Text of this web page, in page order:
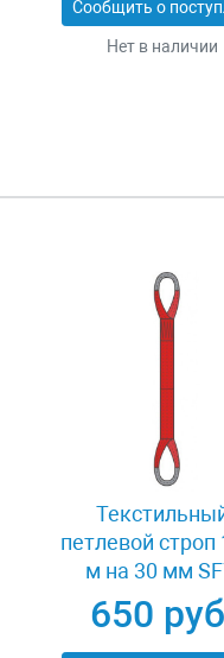
Нет в наличии
петлевой строп
м на 30 мм
СТП-1-7
650